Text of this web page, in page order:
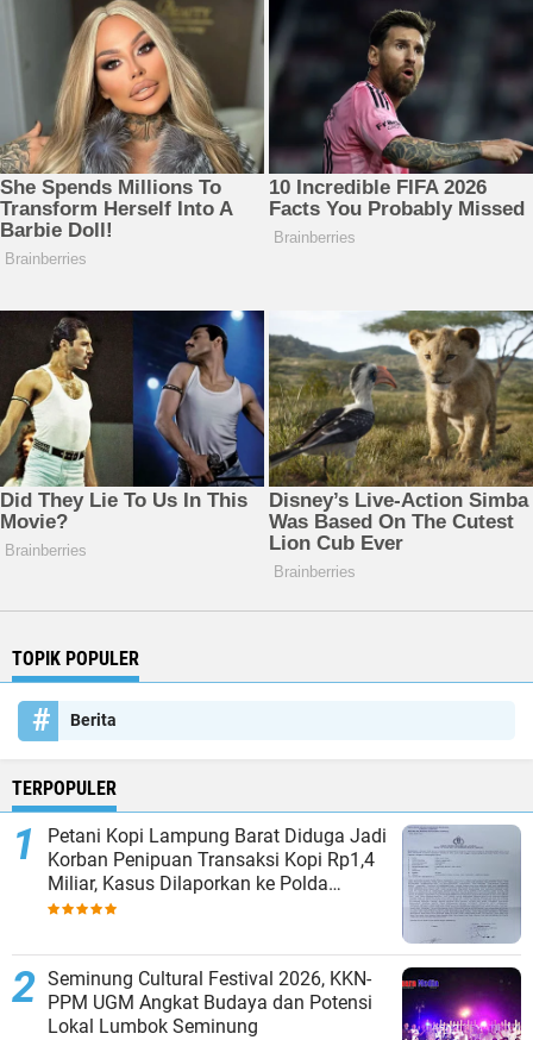
TOPIK POPULER
Berita
TERPOPULER
Petani Kopi Lampung Barat Diduga Jadi
Korban Penipuan Transaksi Kopi Rp1,4
Miliar, Kasus Dilaporkan ke Polda
Lampung
Seminung Cultural Festival 2026, KKN-
PPM UGM Angkat Budaya dan Potensi
Lokal Lumbok Seminung